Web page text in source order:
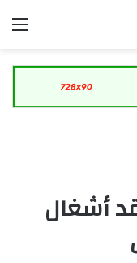
أشغال